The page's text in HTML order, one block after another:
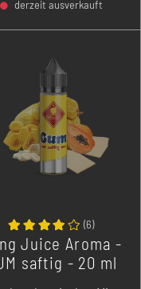
+
derzeit ausverkauft
(6)
Juice Aroma -
saftig - 20 ml